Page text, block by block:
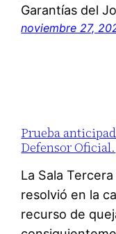
Garantías del
noviembre 27,
Prueba
Defensor Oficial.
La Sala
resolvió en la
recurso de